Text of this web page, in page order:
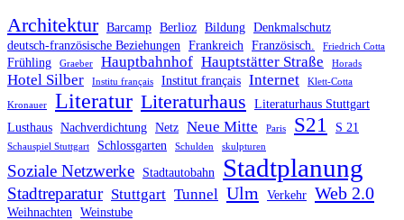
Architektur Barcamp Berlioz Bildung Denkmalschutz
deutsch-französische Beziehungen
Frankreich Französisch. Friedrich Cotta
Frühling Graeber Hauptbahnhof Hauptstätter Straße Horads
Hotel Silber Institu français Institut français Internet Klett-Cotta
Kronauer Literatur Literaturhaus
Literaturhaus Stuttgart
Lusthaus Nachverdichtung Netz Neue Mitte Paris S21 S 21
Schauspiel Stuttgart Schlossgarten Schulden skulpturen
Soziale Netzwerke Stadtautobahn Stadtplanung
Stadtreparatur Stuttgart Tunnel Ulm Verkehr Web 2.0
Weihnachten Weinstube